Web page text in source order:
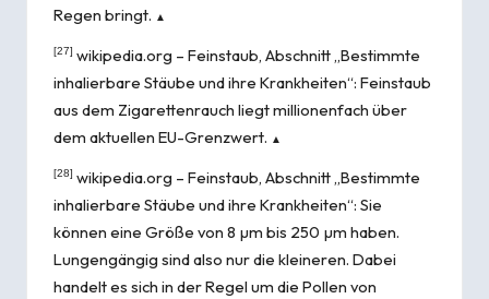
Regen bringt. ▲
[27] wikipedia.org – Feinstaub, Abschnitt „Bestimmte
inhalierbare Stäube und ihre Krankheiten“: Feinstaub
aus dem Zigarettenrauch liegt millionenfach über
dem aktuellen EU-Grenzwert. ▲
[28] wikipedia.org – Feinstaub, Abschnitt „Bestimmte
inhalierbare Stäube und ihre Krankheiten“: Sie
können eine Größe von 8 µm bis 250 µm haben.
Lungengängig sind also nur die kleineren. Dabei
handelt es sich in der Regel um die Pollen von